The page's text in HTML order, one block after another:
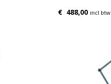
€ 488,00 incl btw